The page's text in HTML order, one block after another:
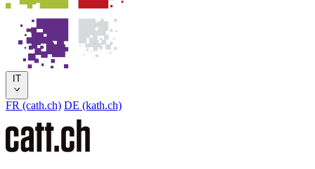
IT
FR (cath.ch) DE (kath.ch)